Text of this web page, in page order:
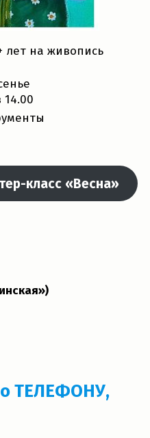
лет на живопись
14.00
класс «Весна»
ТЕЛЕФОНУ,